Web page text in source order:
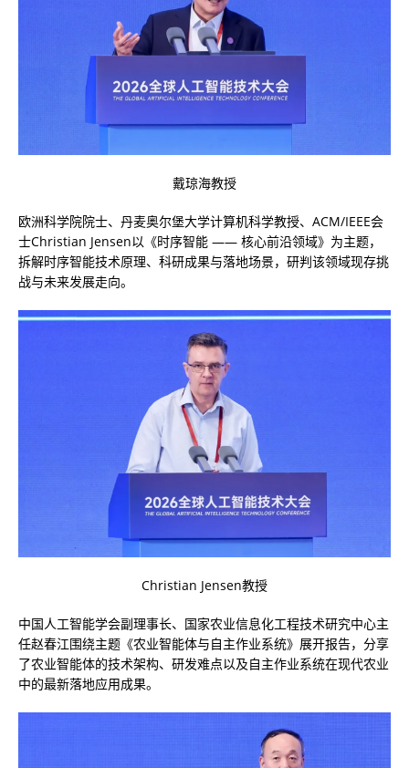
戴琼海教授
欧洲科学院院士、丹麦奥尔堡大学计算机科学教授、ACM/IEEE会
士Christian Jensen以《时序智能 —— 核心前沿领域》为主题，
拆解时序智能技术原理、科研成果与落地场景，研判该领域现存挑
战与未来发展走向。
Christian Jensen教授
中国人工智能学会副理事长、国家农业信息化工程技术研究中心主
任赵春江围绕主题《农业智能体与自主作业系统》展开报告，分享
了农业智能体的技术架构、研发难点以及自主作业系统在现代农业
中的最新落地应用成果。